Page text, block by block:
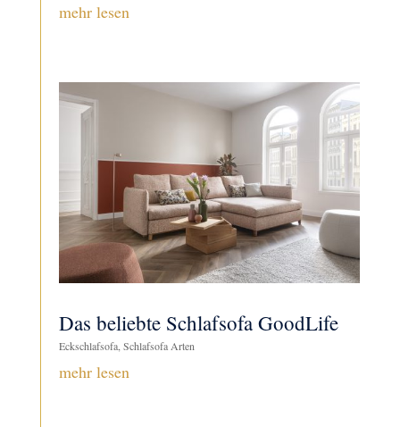
mehr lesen
Das beliebte Schlafsofa GoodLife
Eckschlafsofa,Schlafsofa Arten
mehr lesen